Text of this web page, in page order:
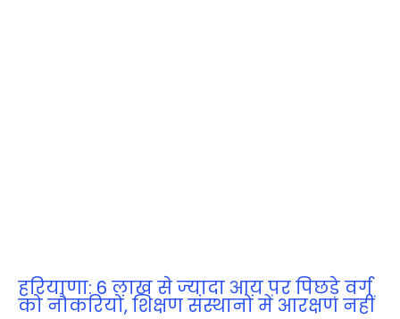
हरियाणा: 6 लाख से ज्‍यादा आय पर पिछड़े वर्ग
को नौकरियों, शिक्षण संस्थानों में आरक्षण नहीं